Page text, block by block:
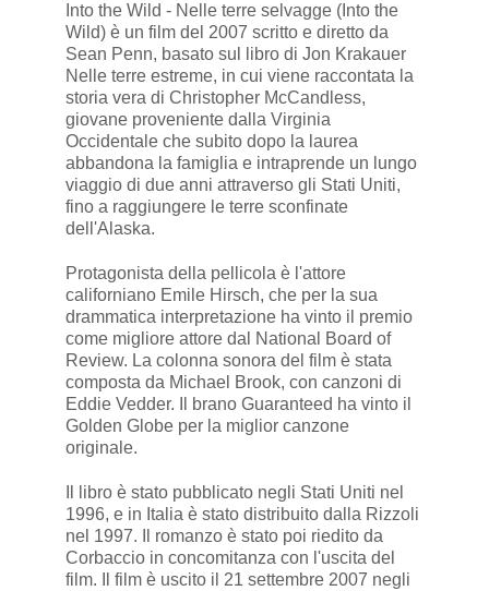
Into the Wild - Nelle terre selvagge (Into the
Wild) è un film del 2007 scritto e diretto da
Sean Penn, basato sul libro di Jon Krakauer
Nelle terre estreme, in cui viene raccontata la
storia vera di Christopher McCandless,
giovane proveniente dalla Virginia
Occidentale che subito dopo la laurea
abbandona la famiglia e intraprende un lungo
viaggio di due anni attraverso gli Stati Uniti,
fino a raggiungere le terre sconfinate
dell'Alaska.
Protagonista della pellicola è l'attore
californiano Emile Hirsch, che per la sua
drammatica interpretazione ha vinto il premio
come migliore attore dal National Board of
Review. La colonna sonora del film è stata
composta da Michael Brook, con canzoni di
Eddie Vedder. Il brano Guaranteed ha vinto il
Golden Globe per la miglior canzone
originale.
Il libro è stato pubblicato negli Stati Uniti nel
1996, e in Italia è stato distribuito dalla Rizzoli
nel 1997. Il romanzo è stato poi riedito da
Corbaccio in concomitanza con l'uscita del
film. Il film è uscito il 21 settembre 2007 negli